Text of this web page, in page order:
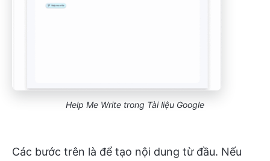
Help Me Write trong Tài liệu Google
Các bước trên là để tạo nội dung từ đầu. Nếu